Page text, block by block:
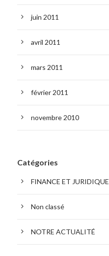
juin 2011
avril 2011
mars 2011
février 2011
novembre 2010
Catégories
FINANCE ET JURIDIQUE
Non classé
NOTRE ACTUALITÉ